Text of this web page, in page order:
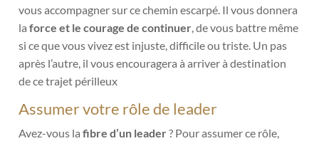
vous accompagner sur ce chemin escarpé. Il vous donnera
laforce et le courage de continuer, de vous battre même
si ce que vous vivez est injuste, difficile ou triste. Un pas
après l’autre, il vous encouragera à arriver à destination
de ce trajet périlleux
Assumer votre rôle de leader
Avez-vous lafibre d’un leader? Pour assumer ce rôle,